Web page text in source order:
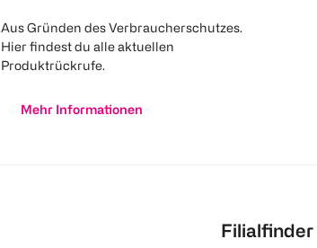
Aus Gründen des Verbraucherschutzes.
Hier findest du alle aktuellen
Produktrückrufe.
Mehr Informationen
Filialfinder